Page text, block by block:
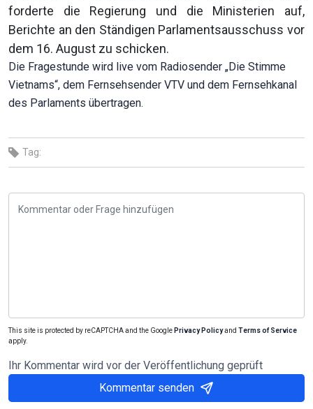
forderte die Regierung und die Ministerien auf,
Berichte an den Ständigen Parlamentsausschuss vor
dem 16. August zu schicken.
Die Fragestunde wird live vom Radiosender „Die Stimme
Vietnams“, dem Fernsehsender VTV und dem Fernsehkanal
des Parlaments übertragen.
Tag:
This site is protected by reCAPTCHA and the Google Privacy Policyand Terms of Service
apply.
Ihr Kommentar wird vor der Veröffentlichung geprüft
Kommentar senden